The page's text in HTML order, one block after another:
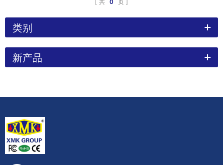
共 0 页
类别
新产品